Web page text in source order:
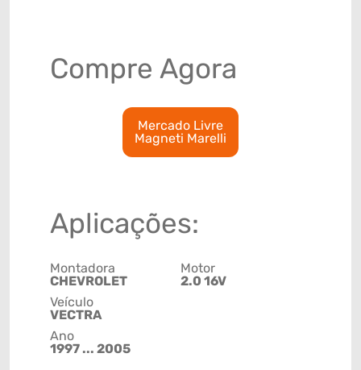
Compre Agora
Mercado Livre
Magneti Marelli
Aplicações:
Montadora
CHEVROLET
Veículo
VECTRA
Ano
1997 ... 2005
Motor
2.0 16V